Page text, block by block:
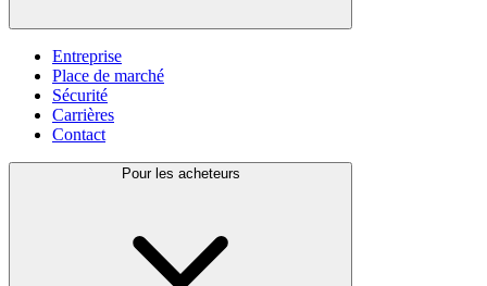
Entreprise
Place de marché
Sécurité
Carrières
Contact
Pour les acheteurs